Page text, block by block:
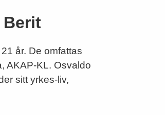
Berit
år. De omfattas
AKAP-KL. Osvaldo
sitt yrkes-liv,